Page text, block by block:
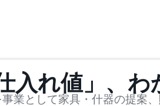
入れ値」、わ
業として家具・什器の提案